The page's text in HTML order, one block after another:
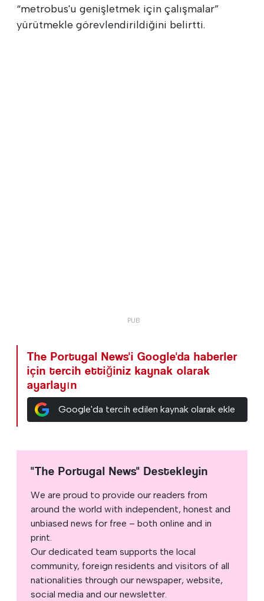
“metrobus'u genişletmek için çalışmalar”
yürütmekle görevlendirildiğini belirtti.
The Portugal News'i Google'da haberler
için tercih ettiğiniz kaynak olarak
ayarlayın
Google'da tercih edilen kaynak olarak ekle
"The Portugal News" Destekleyin
We are proud to provide our readers from
around the world with independent, honest and
unbiased news for free – both online and in
print.
Our dedicated team supports the local
community, foreign residents and visitors of all
nationalities through our newspaper, website,
social media and our newsletter.